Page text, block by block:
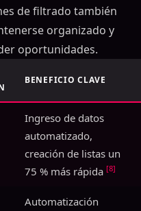
de filtrado también
organizado y
oportunidades.
BENEFICIO CLAVE
Ingreso de datos
automatizado,
creación de listas un
75 % más rápida [8]
Automatización